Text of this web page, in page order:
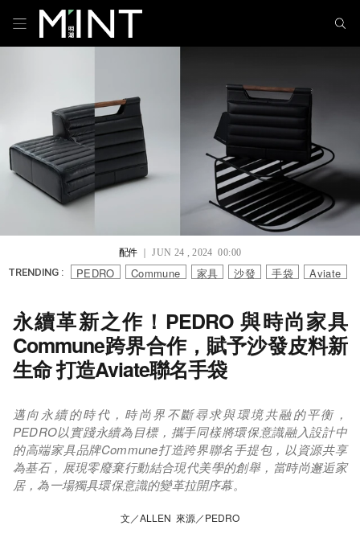
配件｜ JUN 24 , 2024 00:00
TRENDING : PEDRO Commune 家具 沙發 手袋 Aviate
永續革新之作！PEDRO 與時尚家具
Commune跨界合作，賦予沙發皮料新
生命 打造Aviate聯名手袋
邁向永續的時代，時尚界不斷尋求與環境共融的平衡，
PEDRO以實踐永續為目標，攜手同樣將環保意識融入設計中
的高端家具品牌Commune打造跨界聯名手提包，以資源共享
為基石，展現零廢棄行動結合現代美學的創舉，當時尚邂逅家
居，為一場獨具環保意識的變革拉開序幕。
文／ALLEN 來源／PEDRO